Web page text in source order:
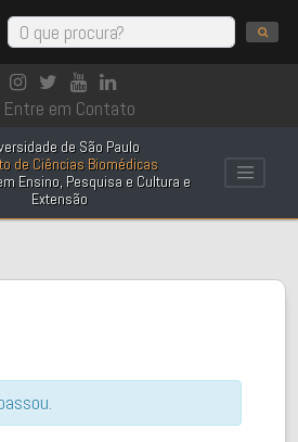
Entre em Contato
de São Paulo
de Ciências Biomédicas
Ensino, Pesquisa e Cultura e
Extensão